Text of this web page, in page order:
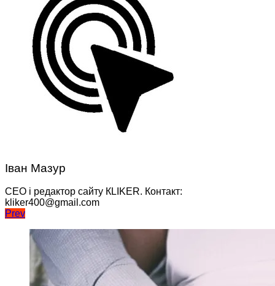
Іван Мазур
CEO і редактор сайту КLIKER. Контакт:
kliker400@gmail.com
Навігація
записів
Prev